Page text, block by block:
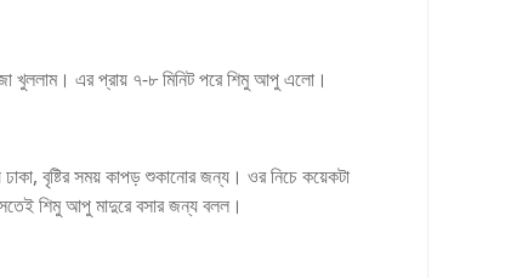
খুললাম। এর প্রায় ৭-৮ মিনিট পরে শিমু আপু এলো।
বৃষ্টির সময় কাপড় শুকানোর জন্য। ওর নিচে কয়েকটা
শিমু আপু মাদুরে বসার জন্য বলল।